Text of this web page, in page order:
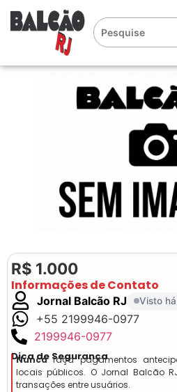
R$ 1.000
Informações de Contato
Jornal Balcão RJ Visto
+55 2199946-0977
2199946-0977
Dica de Segurança
Nuncafaça pagamentos
locais públicos. O Jornal Balcão
transações entre usuários.